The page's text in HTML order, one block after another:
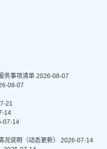
务事项清单 2026-08-07
08-07
21
14
07-14
况说明（动态更新） 2026-07-14